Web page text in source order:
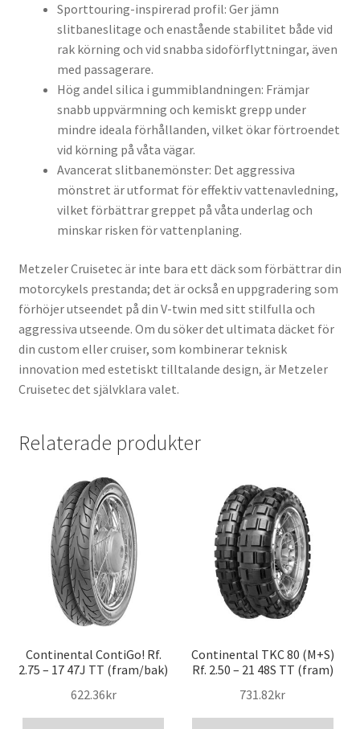
Sporttouring-inspirerad profil: Ger jämn
slitbaneslitage och enastående stabilitet både vid
rak körning och vid snabba sidoförflyttningar, även
med passagerare.
Hög andel silica i gummiblandningen: Främjar
snabb uppvärmning och kemiskt grepp under
mindre ideala förhållanden, vilket ökar förtroendet
vid körning på våta vägar.
Avancerat slitbanemönster: Det aggressiva
mönstret är utformat för effektiv vattenavledning,
vilket förbättrar greppet på våta underlag och
minskar risken för vattenplaning.
Metzeler Cruisetec är inte bara ett däck som förbättrar din
motorcykels prestanda; det är också en uppgradering som
förhöjer utseendet på din V-twin med sitt stilfulla och
aggressiva utseende. Om du söker det ultimata däcket för
din custom eller cruiser, som kombinerar teknisk
innovation med estetiskt tilltalande design, är Metzeler
Cruisetec det självklara valet.
Relaterade produkter
Continental ContiGo! Rf.
2.75 – 17 47J TT (fram/bak)
622.36kr
Continental TKC 80 (M+S)
Rf. 2.50 – 21 48S TT (fram)
731.82kr